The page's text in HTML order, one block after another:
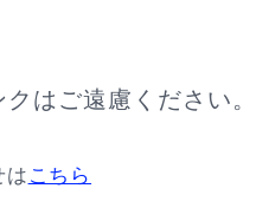
はご遠慮ください。
こちら